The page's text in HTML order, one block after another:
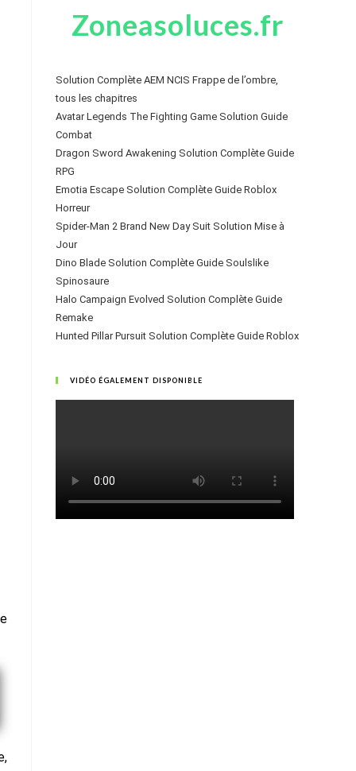
Zoneasoluces.fr
Solution Complète AEM NCIS Frappe de l’ombre,
tous les chapitres
Avatar Legends The Fighting Game Solution Guide
Combat
Dragon Sword Awakening Solution Complète Guide
RPG
Emotia Escape Solution Complète Guide Roblox
Horreur
Spider-Man 2 Brand New Day Suit Solution Mise à
Jour
Dino Blade Solution Complète Guide Soulslike
Spinosaure
Halo Campaign Evolved Solution Complète Guide
Remake
Hunted Pillar Pursuit Solution Complète Guide Roblox
VIDÉO ÉGALEMENT DISPONIBLE